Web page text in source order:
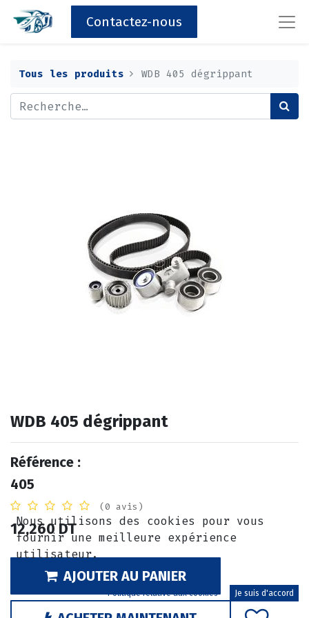
Contactez-nous
Tous les produits WDB 405 dégrippant
WDB 405 dégrippant
Référence :
405
(0 avis)
12,260DT
AJOUTER AU PANIER
Nous utilisons des cookies pour vous
fournir une meilleure expérience
utilisateur.
Politique relative aux cookies Je suis d'accord